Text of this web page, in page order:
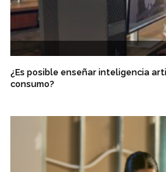
¿Es posible enseñar inteligencia
consumo?